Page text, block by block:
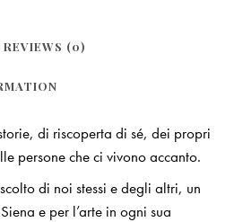
REVIEWS (0)
di riscoperta di sé, dei propri
persone che ci vivono accanto.
di noi stessi e degli altri, un
e per l’arte in ogni sua